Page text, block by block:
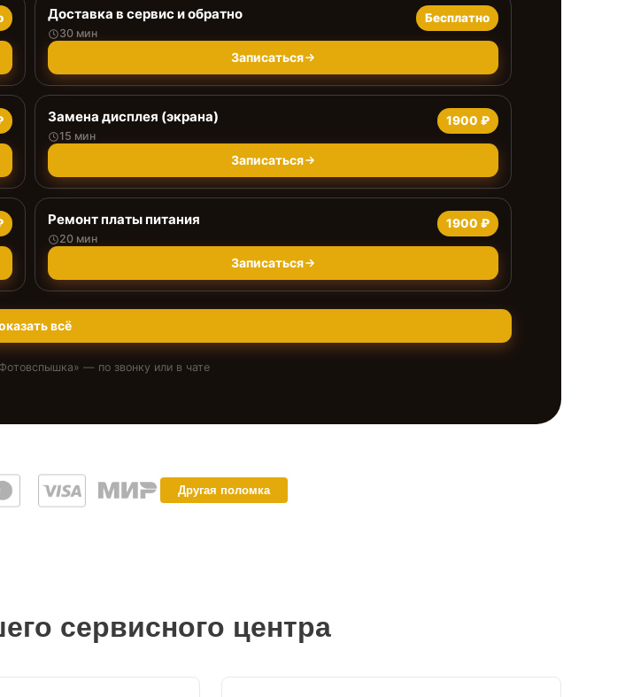
Доставка в сервис и обратно
30 мин
Бесплатно
Записаться
Замена дисплея (экрана)
15 мин
1900 ₽
Записаться
Ремонт платы питания
20 мин
1900 ₽
Записаться
всё
Фотовспышка» — по звонку или в чате
Другая поломка
сервисного центра